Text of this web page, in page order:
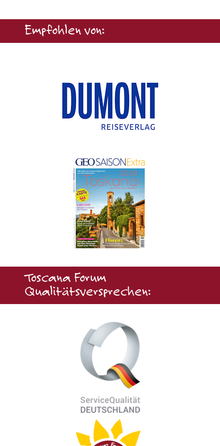
Empfohlen von:
Toscana Forum
Qualitätsversprechen: